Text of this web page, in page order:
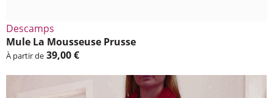
Descamps
Mule La Mous­seuse Prusse
À partir de 39,00 €